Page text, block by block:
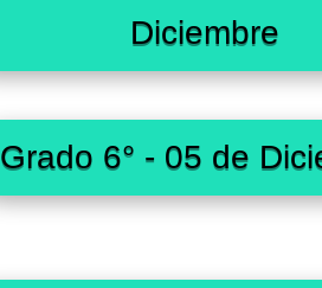
Diciembre
Grado 6° - 05 de